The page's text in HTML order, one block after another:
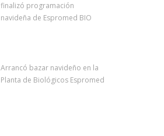
finalizó programación
navideña de Espromed BIO
Arrancó bazar navideño en la
Planta de Biológicos Espromed